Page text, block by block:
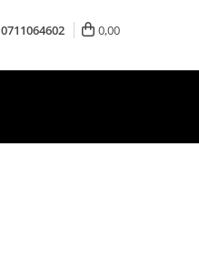
0711064602 0,00